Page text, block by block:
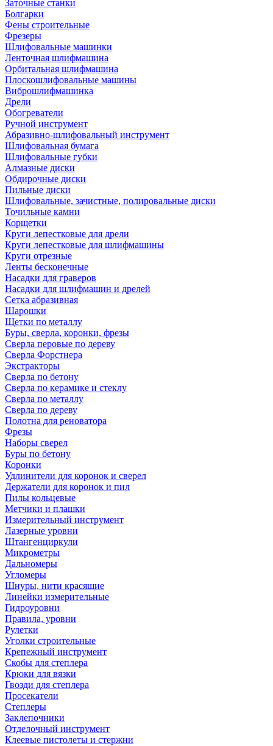
Заточные станки
Болгарки
Фены строительные
Фрезеры
Шлифовальные машинки
Ленточная шлифмашина
Орбитальная шлифмашина
Плоскошлифовальные машины
Виброшлифмашинка
Дрели
Обогреватели
Ручной инструмент
Абразивно-шлифовальный инструмент
Шлифовальная бумага
Шлифовальные губки
Алмазные диски
Обдирочные диски
Пильные диски
Шлифовальные, зачистные, полировальные диски
Точильные камни
Корщетки
Круги лепестковые для дрели
Круги лепестковые для шлифмашины
Круги отрезные
Ленты бесконечные
Насадки для граверов
Насадки для шлифмашин и дрелей
Сетка абразивная
Шарошки
Щетки по металлу
Буры, сверла, коронки, фрезы
Сверла перовые по дереву
Сверла Форстнера
Экстракторы
Сверла по бетону
Сверла по керамике и стеклу
Сверла по металлу
Сверла по дереву
Полотна для реноватора
Фрезы
Наборы сверел
Буры по бетону
Коронки
Удлинители для коронок и сверел
Держатели для коронок и пил
Пилы кольцевые
Метчики и плашки
Измерительный инструмент
Лазерные уровни
Штангенциркули
Микрометры
Дальномеры
Угломеры
Шнуры, нити красящие
Линейки измерительные
Гидроуровни
Правила, уровни
Рулетки
Уголки строительные
Крепежный инструмент
Скобы для степлера
Крюки для вязки
Гвозди для степлера
Просекатели
Степлеры
Заклепочники
Отделочный инструмент
Клеевые пистолеты и стержни